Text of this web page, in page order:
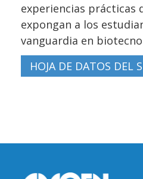
experiencias prácticas
expongan a los
vanguardia en